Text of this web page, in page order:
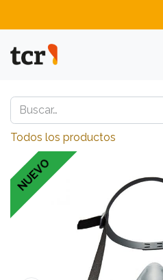
Todos los productos
NUEVO